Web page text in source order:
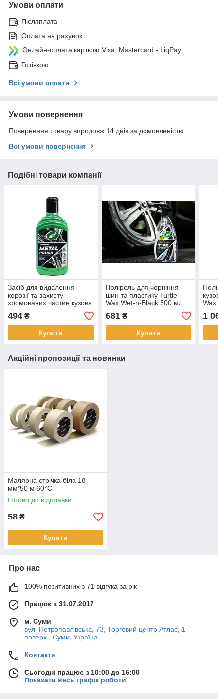
Умови оплати
Післяплата
Оплата на рахунок
Онлайн-оплата карткою Visa, Mastercard - LiqPay
Готівкою
Всі умови оплати
Умови повернення
Повернення товару впродовж 14 днів за домовленістю
Всі умови повернення
Подібні товари компанії
Засіб для видалення
корозії та захисту
хромованих частин кузова
Turtle Wax 300 мл
494 ₴
Купити
Поліроль для чорніння
шин та пластику Turtle
Wax Wet-n-Black 500 мл
681₴
Купити
Wax
500
1
Акційні пропозиції та новинки
Малярна стрічка біла 18
мм*50 м 60°С
Готово до відправки
58 ₴
Купити
Про нас
100% позитивних з 71 відгука за рік
Працює з 31.07.2017
м. Суми
вул. Петропавлівська, 73, Торговий центр Атлас, 1
поверх , Суми, Україна
Контакти
Сьогодні працює з 10:00 до 16:00
Показати весь графік роботи